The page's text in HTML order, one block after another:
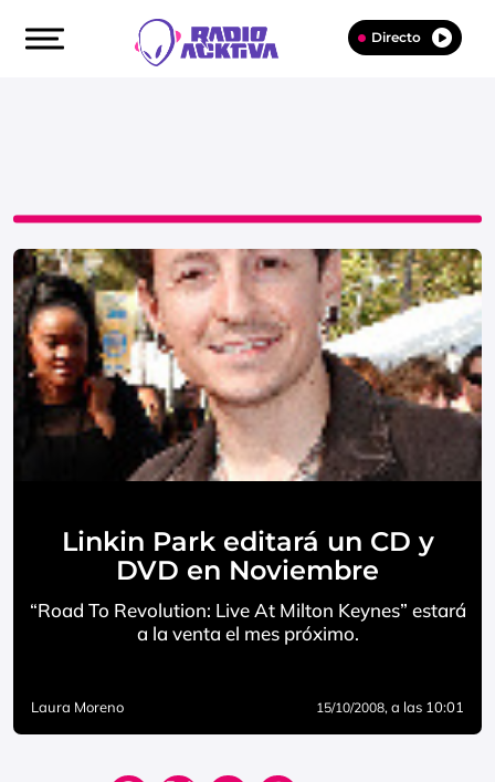
Directo
Linkin Park editará un CD y
DVD en Noviembre
“Road To Revolution: Live At Milton Keynes” estará
a la venta el mes próximo.
Laura Moreno 15/10/2008, a las 10:01